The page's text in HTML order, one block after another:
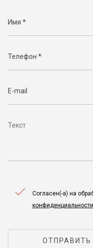
Согласен(-а) на
конфиденциальности
ОТПРАВИТЬ